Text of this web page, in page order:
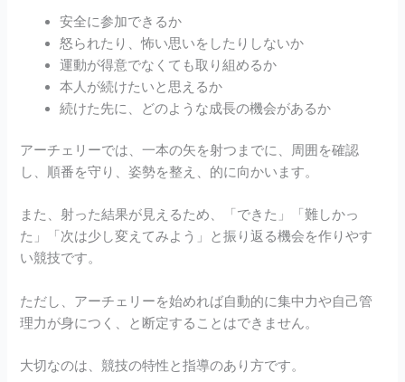
安全に参加できるか
怒られたり、怖い思いをしたりしないか
運動が得意でなくても取り組めるか
本人が続けたいと思えるか
続けた先に、どのような成長の機会があるか
アーチェリーでは、一本の矢を射つまでに、周囲を確認
し、順番を守り、姿勢を整え、的に向かいます。
また、射った結果が見えるため、「できた」「難しかっ
た」「次は少し変えてみよう」と振り返る機会を作りやす
い競技です。
ただし、アーチェリーを始めれば自動的に集中力や自己管
理力が身につく、と断定することはできません。
大切なのは、競技の特性と指導のあり方です。